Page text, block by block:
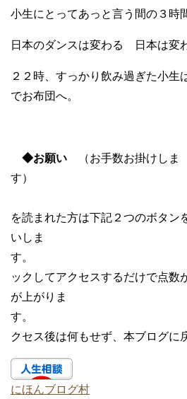
小生にとってあっと言う間の３時
日本のダンスは変わる 日本は変
２２時、すっかり飲み過ぎた小生
でお布団へ。
◆お願い （お手数お掛けしま
す
ブ
を読まれた方は下記２つのボタン
いしま
す。
ックしてアクセスするだけで点数
が上がりま
す
クセス後は何もせず、本ブログに
にほんブログ村